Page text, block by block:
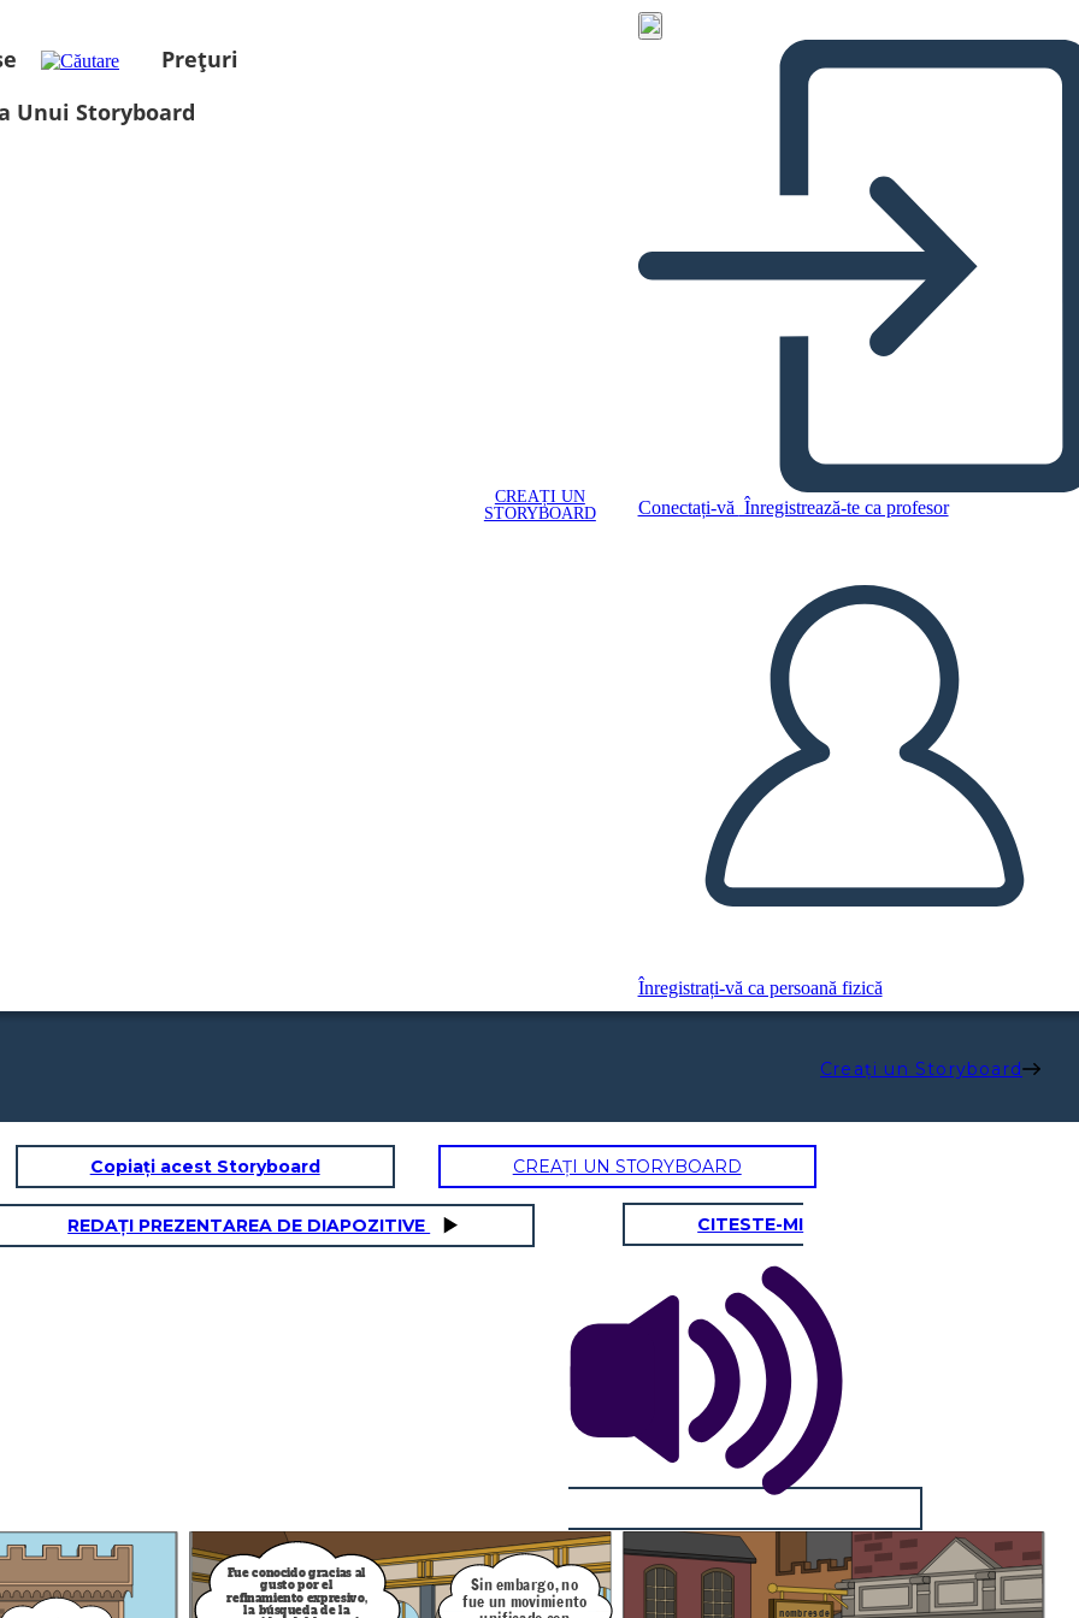
Prețuri
Unui Storyboard
CREAȚI UN
STORYBOARD
Conectați-vă Înregistrează-te ca profesor
Înregistrați-vă ca persoană fizică
Creați un Storyboard
Copiați acest Storyboard CREAȚI UN STORYBOARD
REDAȚI PREZENTAREA DE DIAPOZITIVE CITESTE-MI
Fue conocido gracias al
gusto por el
refinamiento expresivo,
la búsqueda de la
Sin embargo, no
fue un movimiento nombres de